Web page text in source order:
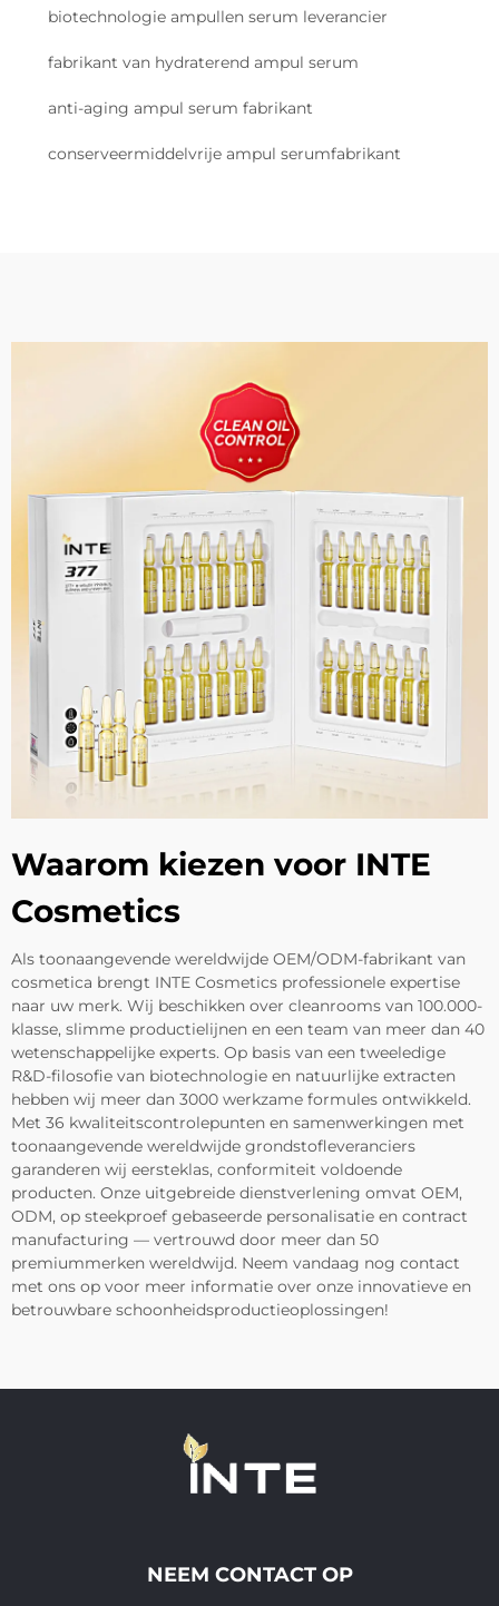
biotechnologie ampullen serum leverancier
fabrikant van hydraterend ampul serum
anti-aging ampul serum fabrikant
conserveermiddelvrije ampul serumfabrikant
Waarom kiezen voor INTE
Cosmetics
Als toonaangevende wereldwijde OEM/ODM-fabrikant van
cosmetica brengt INTE Cosmetics professionele expertise
naar uw merk. Wij beschikken over cleanrooms van 100.000-
klasse, slimme productielijnen en een team van meer dan 40
wetenschappelijke experts. Op basis van een tweeledige
R&D-filosofie van biotechnologie en natuurlijke extracten
hebben wij meer dan 3000 werkzame formules ontwikkeld.
Met 36 kwaliteitscontrolepunten en samenwerkingen met
toonaangevende wereldwijde grondstofleveranciers
garanderen wij eersteklas, conformiteit voldoende
producten. Onze uitgebreide dienstverlening omvat OEM,
ODM, op steekproef gebaseerde personalisatie en contract
manufacturing — vertrouwd door meer dan 50
premiummerken wereldwijd. Neem vandaag nog contact
met ons op voor meer informatie over onze innovatieve en
betrouwbare schoonheidsproductieoplossingen!
NEEM CONTACT OP